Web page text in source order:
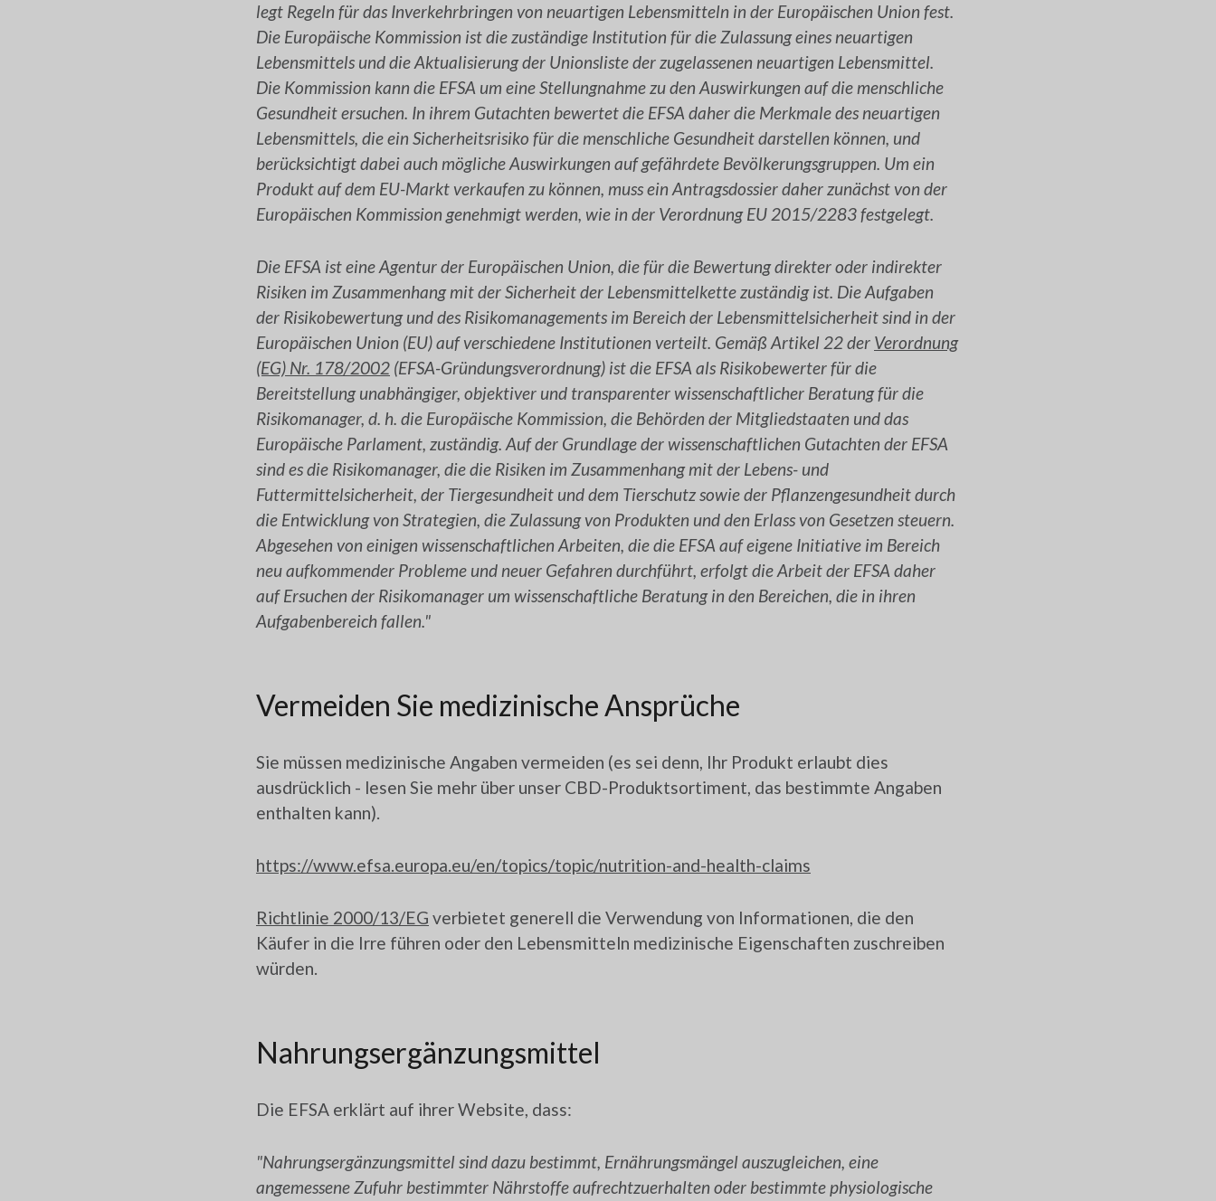
legt Regeln für das Inverkehrbringen von neuartigen Lebensmitteln in der Europäischen Union fest.
Die Europäische Kommission ist die zuständige Institution für die Zulassung eines neuartigen
Lebensmittels und die Aktualisierung der Unionsliste der zugelassenen neuartigen Lebensmittel.
Die Kommission kann die EFSA um eine Stellungnahme zu den Auswirkungen auf die menschliche
Gesundheit ersuchen. In ihrem Gutachten bewertet die EFSA daher die Merkmale des neuartigen
Lebensmittels, die ein Sicherheitsrisiko für die menschliche Gesundheit darstellen können, und
berücksichtigt dabei auch mögliche Auswirkungen auf gefährdete Bevölkerungsgruppen. Um ein
Produkt auf dem EU-Markt verkaufen zu können, muss ein Antragsdossier daher zunächst von der
Europäischen Kommission genehmigt werden, wie in der Verordnung EU 2015/2283 festgelegt.
Die EFSA ist eine Agentur der Europäischen Union, die für die Bewertung direkter oder indirekter
Risiken im Zusammenhang mit der Sicherheit der Lebensmittelkette zuständig ist. Die Aufgaben
der Risikobewertung und des Risikomanagements im Bereich der Lebensmittelsicherheit sind in der
Europäischen Union (EU) auf verschiedene Institutionen verteilt. Gemäß Artikel 22 der Verordnung
(EG) Nr. 178/2002 (EFSA-Gründungsverordnung) ist die EFSA als Risikobewerter für die
Bereitstellung unabhängiger, objektiver und transparenter wissenschaftlicher Beratung für die
Risikomanager, d. h. die Europäische Kommission, die Behörden der Mitgliedstaaten und das
Europäische Parlament, zuständig. Auf der Grundlage der wissenschaftlichen Gutachten der EFSA
sind es die Risikomanager, die die Risiken im Zusammenhang mit der Lebens- und
Futtermittelsicherheit, der Tiergesundheit und dem Tierschutz sowie der Pflanzengesundheit durch
die Entwicklung von Strategien, die Zulassung von Produkten und den Erlass von Gesetzen steuern.
Abgesehen von einigen wissenschaftlichen Arbeiten, die die EFSA auf eigene Initiative im Bereich
neu aufkommender Probleme und neuer Gefahren durchführt, erfolgt die Arbeit der EFSA daher
auf Ersuchen der Risikomanager um wissenschaftliche Beratung in den Bereichen, die in ihren
Aufgabenbereich fallen."
Vermeiden Sie medizinische Ansprüche
Sie müssen medizinische Angaben vermeiden (es sei denn, Ihr Produkt erlaubt dies
ausdrücklich - lesen Sie mehr über unser CBD-Produktsortiment, das bestimmte Angaben
enthalten kann).
https://www.efsa.europa.eu/en/topics/topic/nutrition-and-health-claims
Richtlinie 2000/13/EG verbietet generell die Verwendung von Informationen, die den
Käufer in die Irre führen oder den Lebensmitteln medizinische Eigenschaften zuschreiben
würden.
Nahrungsergänzungsmittel
Die EFSA erklärt auf ihrer Website, dass:
"Nahrungsergänzungsmittel sind dazu bestimmt, Ernährungsmängel auszugleichen, eine
angemessene Zufuhr bestimmter Nährstoffe aufrechtzuerhalten oder bestimmte physiologische